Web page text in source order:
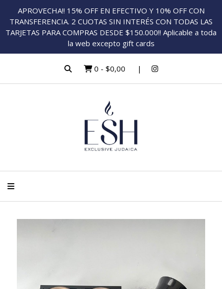
APROVECHA!! 15% OFF EN EFECTIVO Y 10% OFF CON
TRANSFERENCIA. 2 CUOTAS SIN INTERÉS CON TODAS LAS
TARJETAS PARA COMPRAS DESDE $150.000!! Aplicable a toda
la web excepto gift cards
0 - $0,00